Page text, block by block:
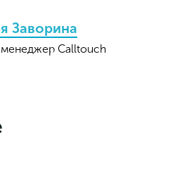
Заворина
Calltouch